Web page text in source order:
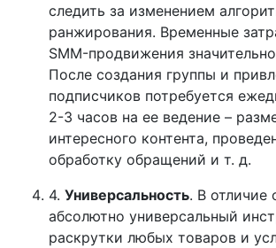
следить за изменением
ранжирования. Временные
SMM-продвижения
После создания группы и
подписчиков потребуется
2-3 часов на ее ведение –
интересного контента,
обработку обращений и т. д.
4. Универсальность. В отличие
абсолютно универсальный
раскрутки любых товаров и